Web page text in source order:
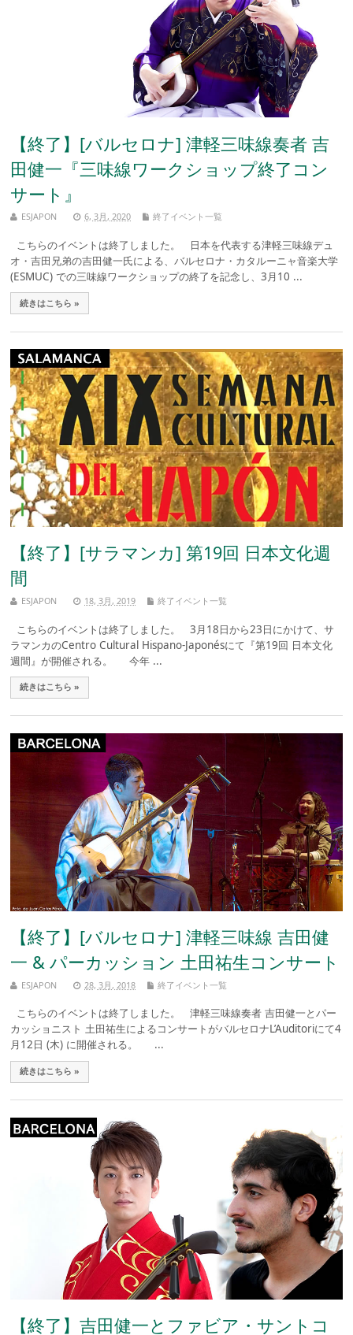
【終了】[バルセロナ] 津軽三味線奏者 吉
田健一『三味線ワークショップ終了コン
サート』
ESJAPON 6, 3月, 2020 終了イベント一覧
こちらのイベントは終了しました。 日本を代表する津軽三味線デュ
オ・吉田兄弟の吉田健一氏による、バルセロナ・カタルーニャ音楽大学
(ESMUC) での三味線ワークショップの終了を記念し、3月10 ...
続きはこちら »
【終了】[サラマンカ] 第19回 日本文化週
間
ESJAPON 18, 3月, 2019 終了イベント一覧
こちらのイベントは終了しました。 3月18日から23日にかけて、サ
ラマンカのCentro Cultural Hispano-Japonésにて『第19回 日本文化
週間』が開催される。 今年 ...
続きはこちら »
【終了】[バルセロナ] 津軽三味線 吉田健
一 & パーカッション 土田祐生コンサート
ESJAPON 28, 3月, 2018 終了イベント一覧
こちらのイベントは終了しました。 津軽三味線奏者 吉田健一とパー
カッショニスト 土田祐生によるコンサートがバルセロナL’Auditoriにて4
月12日 (木) に開催される。 ...
続きはこちら »
【終了】吉田健一とファビア・サントコ